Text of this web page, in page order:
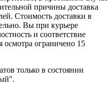
причины доставка
Стоимость доставки в
Вы при курьере
и соответствие
осмотра ограничено 15
только в состоянии